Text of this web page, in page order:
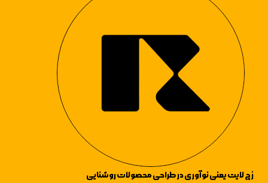
نیز دیدن فرمایید.
آویز های راهرو
نیز دیدن فرمایید.
رُچ لایت یعنی نوآوری در طراحی محصولات روشنایی